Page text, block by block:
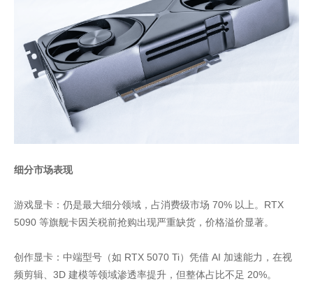
细分市场表现
游戏显卡：仍是最大细分领域，占消费级市场 70% 以上。RTX
5090 等旗舰卡因关税前抢购出现严重缺货，价格溢价显著。
创作显卡：中端型号（如 RTX 5070 Ti）凭借 AI 加速能力，在视
频剪辑、3D 建模等领域渗透率提升，但整体占比不足 20%。